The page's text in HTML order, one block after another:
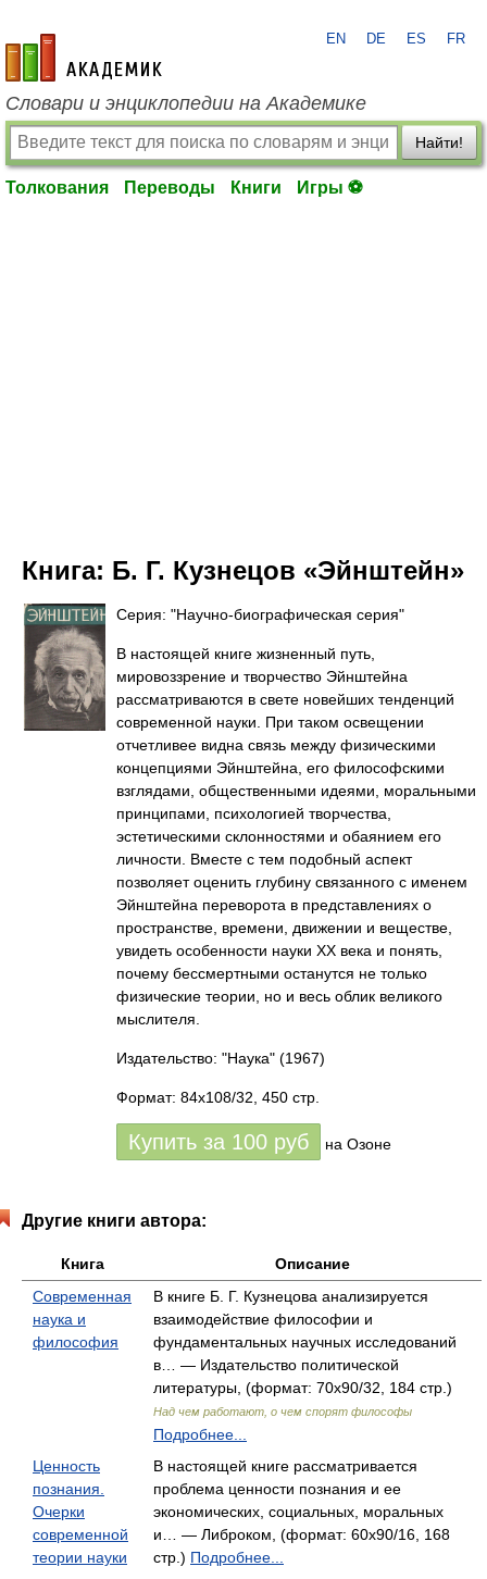
academic.ru
EN DE ES FR
Словари и энциклопедии на Академике
Найти!
Толкования Переводы Книги Игры ⚽
Книга: Б. Г. Кузнецов «Эйнштейн»
Серия: "Научно-биографическая серия"
В настоящей книге жизненный путь,
мировоззрение и творчество Эйнштейна
рассматриваются в свете новейших тенденций
современной науки. При таком освещении
отчетливее видна связь между физическими
концепциями Эйнштейна, его философскими
взглядами, общественными идеями, моральными
принципами, психологией творчества,
эстетическими склонностями и обаянием его
личности. Вместе с тем подобный аспект
позволяет оценить глубину связанного с именем
Эйнштейна переворота в представлениях о
пространстве, времени, движении и веществе,
увидеть особенности науки XX века и понять,
почему бессмертными останутся не только
физические теории, но и весь облик великого
мыслителя.
Издательство: "Наука" (1967)
Формат: 84x108/32, 450 стр.
Купить за 100 руб на Озоне
Другие книги автора:
Книга
Описание
Современная
наука и
философия
В книге Б. Г. Кузнецова анализируется
взаимодействие философии и
фундаментальных научных исследований
в… — Издательство политической
литературы, (формат: 70x90/32, 184 стр.)
Над чем работают, о чем спорят философы
Подробнее...
Ценность
познания.
Очерки
современной
теории науки
В настоящей книге рассматривается
проблема ценности познания и ее
экономических, социальных, моральных
и… — Либроком, (формат: 60x90/16, 168
стр.) Подробнее...